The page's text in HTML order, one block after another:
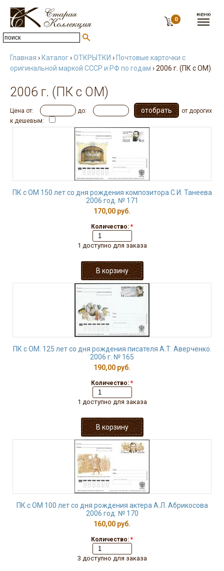
0
Главная › Каталог›ОТКРЫТКИ › Почтовые карточки с
оригинальной маркой СССР и РФ по годам › 2006 г. (ПК с ОМ)
2006 г. (ПК с ОМ)
Цена от: до:
от дорогих
к дешевым:
ПК с ОМ 150 лет со дня рождения композитора С.И. Танеева
2006 год. № 171
170,00 руб.
Количество: *
1 доступно для заказа
ПК с ОМ. 125 лет со дня рождения писателя А.Т. Аверченко.
2006 г. № 165
190,00 руб.
Количество: *
1 доступно для заказа
ПК с ОМ 100 лет со дня рождения актера А.Л. Абрикосова
2006 год. № 170
160,00 руб.
Количество: *
3 доступно для заказа